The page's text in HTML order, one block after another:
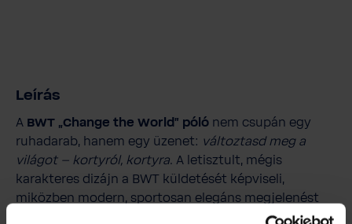
Leírás
A BWT „Change the World” póló nem csupán egy
ruhadarab, hanem egy üzenet: változtasd meg a
világot – kortyról, kortyra. A letisztult, mégis
karakteres dizájn a BWT küldetését képviseli,
miközben modern, sportosan elegáns megjelenést